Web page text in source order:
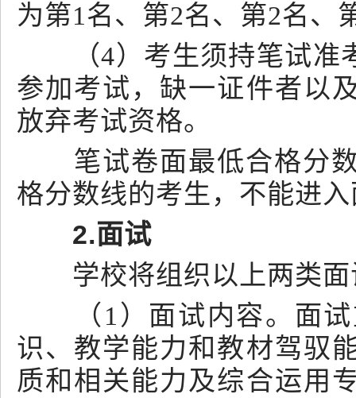
为第1名、第2名、第2名、
（4）考生须持笔试准
参加考试，缺一证件者以
放弃考试资格。
笔试卷面最低合格分数
格分数线的考生，不能进
2.面试
学校将组织以上两类面
（1）面试内容。面试
识、教学能力和教材驾驭
质和相关能力及综合运用